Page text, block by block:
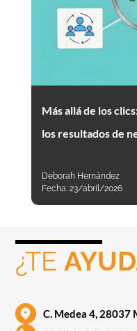
Más allá de los
los resultados de
Deborah Hernández
Fecha: 23/abril/2026
¿TE
C. Medea 4, 28037